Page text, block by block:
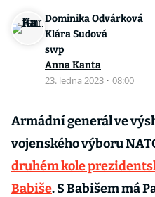
Dominika Odvárková
Klára Sudová
swp
Anna Kanta
23. ledna 2023 · 08:00
Armádní generál ve
vojenského výboru
druhém kole
Babiše. S Babišem má